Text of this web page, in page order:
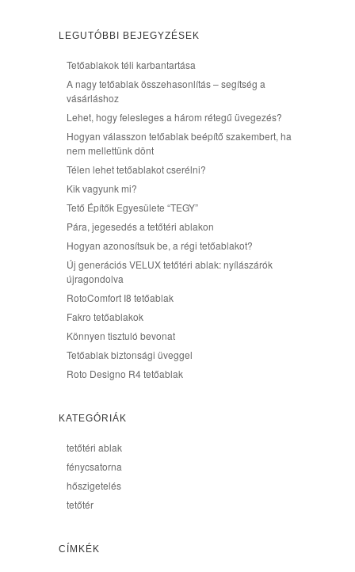
LEGUTÓBBI BEJEGYZÉSEK
Tetőablakok téli karbantartása
A nagy tetőablak összehasonlítás – segítség a
vásárláshoz
Lehet, hogy felesleges a három rétegű üvegezés?
Hogyan válasszon tetőablak beépítő szakembert, ha
nem mellettünk dönt
Télen lehet tetőablakot cserélni?
Kik vagyunk mi?
Tető Építők Egyesülete “TEGY”
Pára, jegesedés a tetőtéri ablakon
Hogyan azonosítsuk be, a régi tetőablakot?
Új generációs VELUX tetőtéri ablak: nyílászárók
újragondolva
RotoComfort I8 tetőablak
Fakro tetőablakok
Könnyen tisztuló bevonat
Tetőablak biztonsági üveggel
Roto Designo R4 tetőablak
KATEGÓRIÁK
tetőtéri ablak
fénycsatorna
hőszigetelés
tetőtér
CÍMKÉK